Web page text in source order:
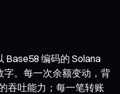
Base58 编码的 Solana
。每一次余额变动，背
吞吐能力；每一笔转账